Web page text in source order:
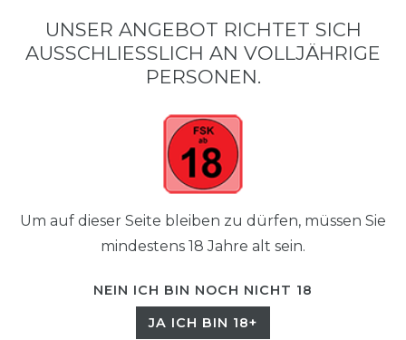
0
0,00 EUR
UNSER ANGEBOT RICHTET SICH
AUSSCHLIESSLICH AN VOLLJÄHRIGE P
ERSONEN.
Um auf dieser Seite bleiben zu dürfen, müssen Sie
mindestens 18 Jahre alt sein.
NEIN ICH BIN NOCH NICHT 18
JA ICH BIN 18+